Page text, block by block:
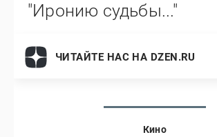
"Иронию судьбы..."
ЧИТАЙТЕ НАС НА DZEN.RU
Кино